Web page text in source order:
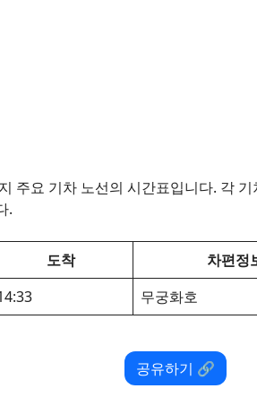
주요 기차 노선의 시간표입니다. 각
.
도착 차편정
무궁화호
공유하기 🔗